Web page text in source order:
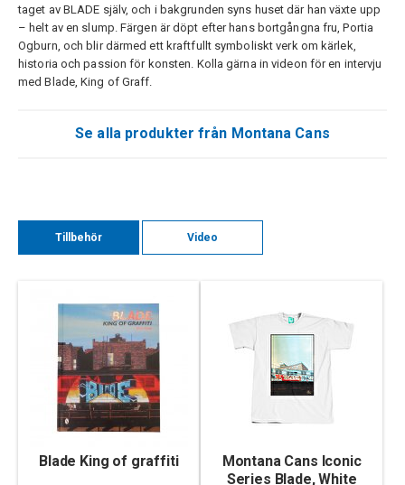
taget av BLADE själv, och i bakgrunden syns huset där han växte upp
– helt av en slump. Färgen är döpt efter hans bortgångna fru, Portia
Ogburn, och blir därmed ett kraftfullt symboliskt verk om kärlek,
historia och passion för konsten. Kolla gärna in videon för en intervju
med Blade, King of Graff.
Se alla produkter från Montana Cans
Tillbehör Video
Blade King of graffiti
Montana Cans Iconic
Series Blade, White